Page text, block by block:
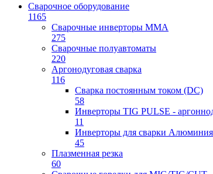
Сварочное оборудование
1165
Сварочные инверторы ММА
275
Сварочные полуавтоматы
220
Аргонодуговая сварка
116
Сварка постоянным током (DC)
58
Инверторы TIG PULSE -
11
Инверторы для сварки
45
Плазменная резка
60